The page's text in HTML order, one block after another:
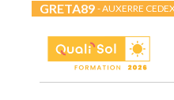
GRETA89 - AUXERRE